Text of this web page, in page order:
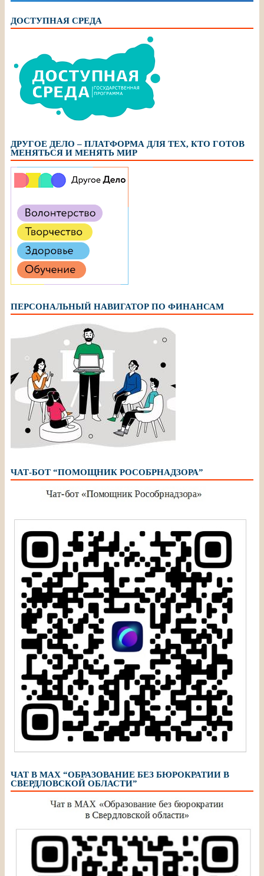
ДОСТУПНАЯ СРЕДА
ДРУГОЕ ДЕЛО – ПЛАТФОРМА ДЛЯ ТЕХ, КТО ГОТОВ
МЕНЯТЬСЯ И МЕНЯТЬ МИР
ПЕРСОНАЛЬНЫЙ НАВИГАТОР ПО ФИНАНСАМ
ЧАТ-БОТ “ПОМОЩНИК РОСОБРНАДЗОРА”
ЧАТ В МАХ “ОБРАЗОВАНИЕ БЕЗ БЮРОКРАТИИ В
СВЕРДЛОВСКОЙ ОБЛАСТИ”